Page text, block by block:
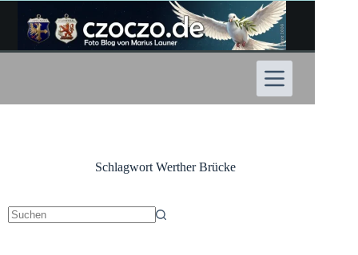
Inhalt
springen
Schlagwort Werther Brücke